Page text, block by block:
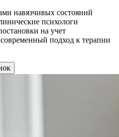
навязчивых состояний
психологи
на учет
подход к терапии